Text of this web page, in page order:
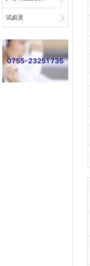
偶联物连接子
试卤灵